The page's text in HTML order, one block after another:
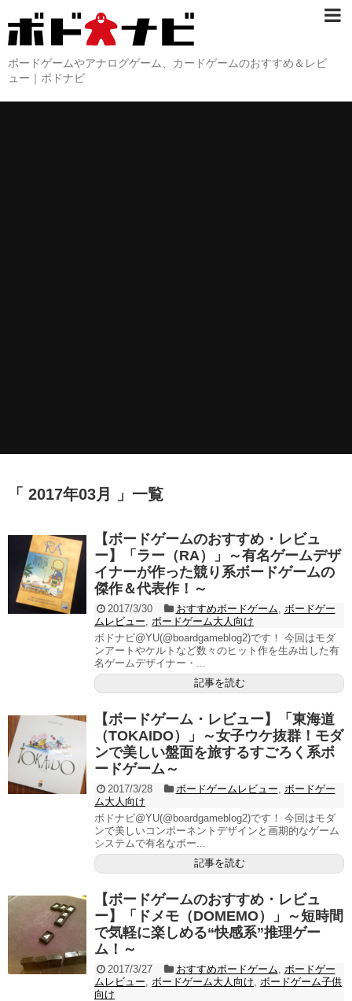
ボードゲームやアナログゲーム、カードゲームのおすすめ＆レビ
ュー｜ボドナビ
「 2017年03月 」一覧
【ボードゲームのおすすめ・レビュ
ー】「ラー（RA）」～有名ゲームデザ
イナーが作った競り系ボードゲームの
傑作＆代表作！～
2017/3/30 おすすめボードゲーム
ボードゲー
ムレビュー
ボードゲーム大人向け
ボドナビ@YU(@boardgameblog2)です！ 今回はモダ
ンアートやケルトなど数々のヒット作を生み出した有
名ゲームデザイナー・...
記事を読む
【ボードゲーム・レビュー】「東海道
（TOKAIDO）」～女子ウケ抜群！モダ
ンで美しい盤面を旅するすごろく系ボ
ードゲーム～
2017/3/28 ボードゲームレビュー
ボードゲー
ム大人向け
ボドナビ@YU(@boardgameblog2)です！ 今回はモダ
ンで美しいコンポーネントデザインと画期的なゲーム
システムで有名なボー...
記事を読む
【ボードゲームのおすすめ・レビュ
ー】「ドメモ（DOMEMO）」～短時間
で気軽に楽しめる“快感系”推理ゲー
ム！～
2017/3/27 おすすめボードゲーム
ボードゲー
ムレビュー
ボードゲーム大人向け
ボードゲーム子供
向け